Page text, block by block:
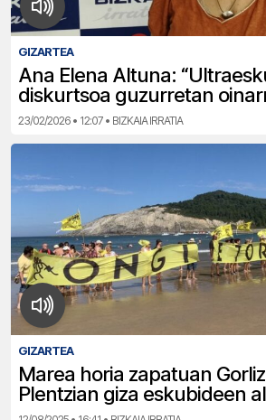
GIZARTEA
Ana Elena Altuna:
diskurtsoa guzurretan
23/02/2026 • 12:07 • BIZKAIA IRRATIA
GIZARTEA
Marea horia zapatuan
Plentzian giza eskubideen